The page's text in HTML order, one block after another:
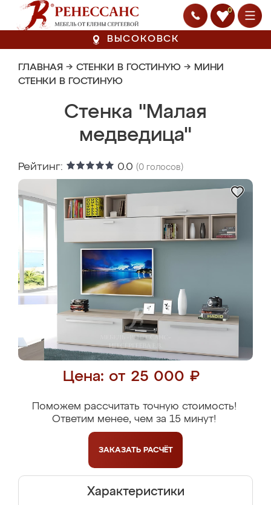
0
ВЫСОКОВСК
ГЛАВНАЯ → СТЕНКИ В ГОСТИНУЮ → МИНИ
СТЕНКИ В ГОСТИНУЮ
Стенка "Малая
медведица"
Рейтинг: 0.0 (0 голосов)
Цена: от 25 000 ₽
Поможем рассчитать точную стоимость!
Ответим менее, чем за 15 минут!
ЗАКАЗАТЬ РАСЧЁТ
Характеристики